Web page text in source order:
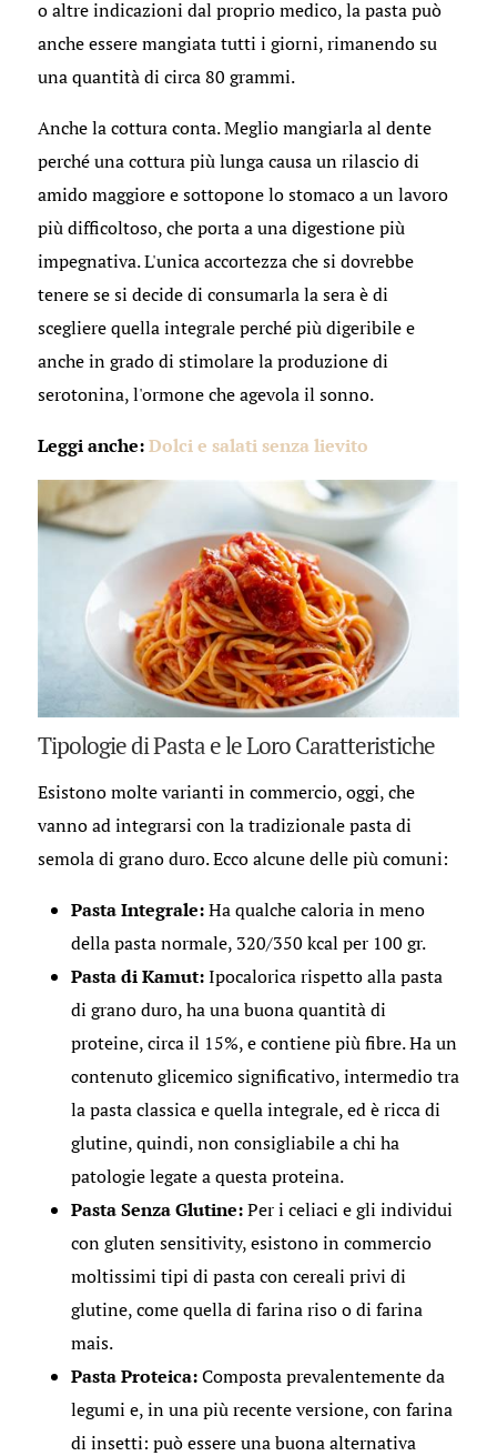
o altre indicazioni dal proprio medico, la pasta può
anche essere mangiata tutti i giorni, rimanendo su
una quantità di circa 80 grammi.
Anche la cottura conta. Meglio mangiarla al dente
perché una cottura più lunga causa un rilascio di
amido maggiore e sottopone lo stomaco a un lavoro
più difficoltoso, che porta a una digestione più
impegnativa. L'unica accortezza che si dovrebbe
tenere se si decide di consumarla la sera è di
scegliere quella integrale perché più digeribile e
anche in grado di stimolare la produzione di
serotonina, l'ormone che agevola il sonno.
Leggi anche:Dolci e salati senza lievito
Tipologie di Pasta e le Loro Caratteristiche
Esistono molte varianti in commercio, oggi, che
vanno ad integrarsi con la tradizionale pasta di
semola di grano duro. Ecco alcune delle più comuni:
Pasta Integrale:Ha qualche caloria in meno
della pasta normale, 320/350 kcal per 100 gr.
Pasta di Kamut:Ipocalorica rispetto alla pasta
di grano duro, ha una buona quantità di
proteine, circa il 15%, e contiene più fibre. Ha un
contenuto glicemico significativo, intermedio tra
la pasta classica e quella integrale, ed è ricca di
glutine, quindi, non consigliabile a chi ha
patologie legate a questa proteina.
Pasta Senza Glutine:Per i celiaci e gli individui
con gluten sensitivity, esistono in commercio
moltissimi tipi di pasta con cereali privi di
glutine, come quella di farina riso o di farina
mais.
Pasta Proteica:Composta prevalentemente da
legumi e, in una più recente versione, con farina
di insetti: può essere una buona alternativa